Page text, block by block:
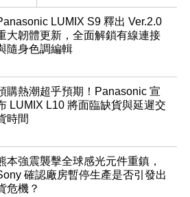
LUMIX S9 釋出 Ver.2.0
大韌體更新，全面解鎖有線連接
隨身色調編輯
購熱潮超乎預期！Panasonic 宣
LUMIX L10 將面臨缺貨與延遲交
時間
本強震襲擊全球感光元件重鎮，
確認廠房暫停生產是否引發出
危機？